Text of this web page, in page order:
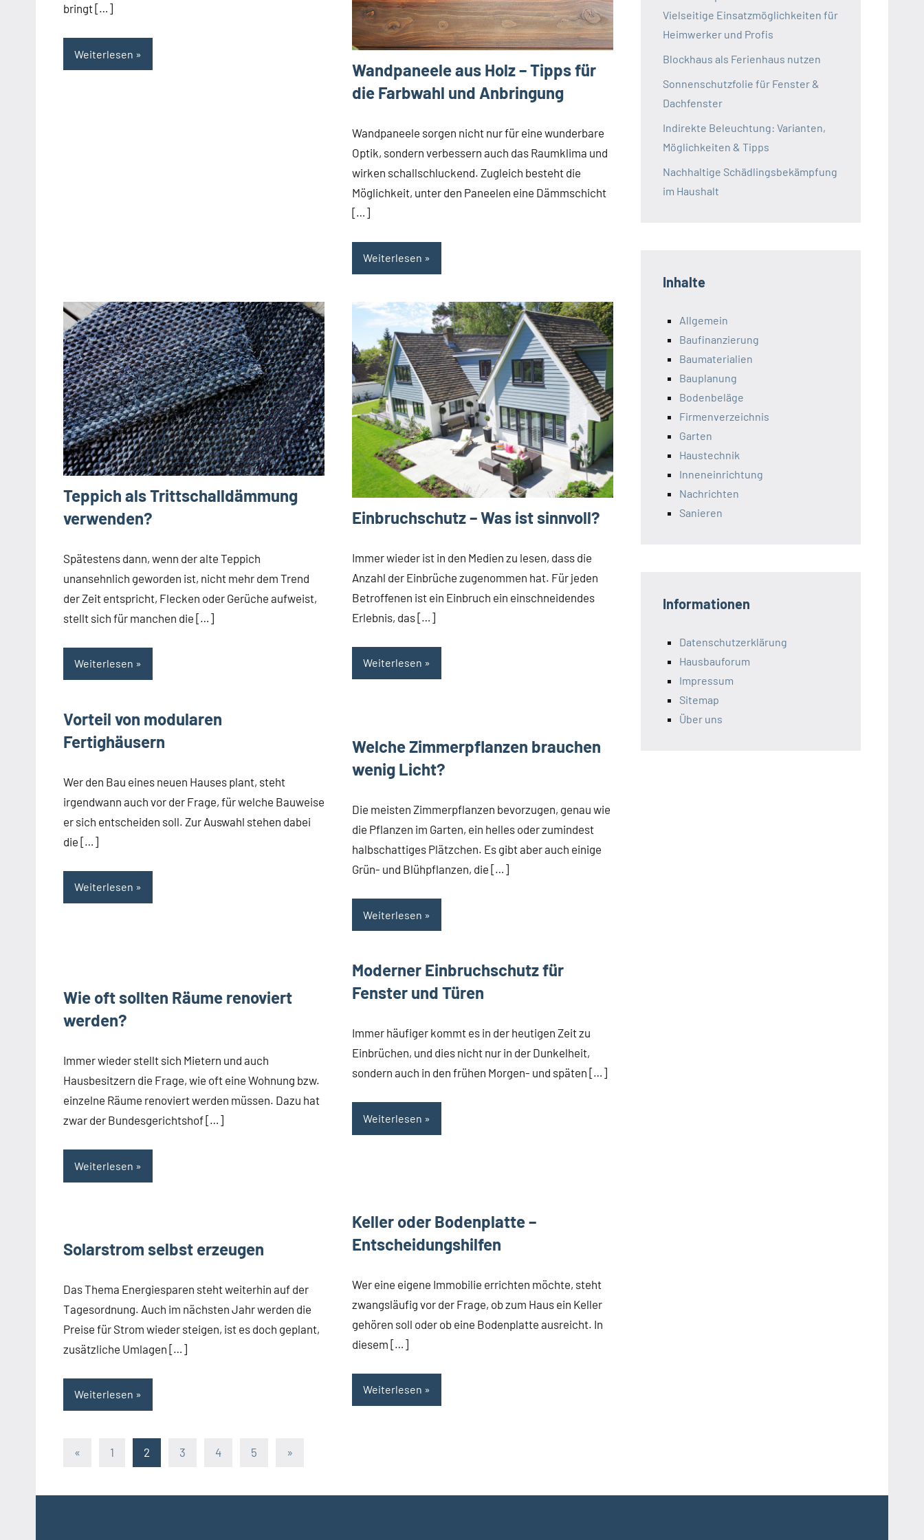
bringt […]
Weiterlesen
Wandpaneele aus Holz – Tipps für
die Farbwahl und Anbringung
Wandpaneele sorgen nicht nur für eine wunderbare
Optik, sondern verbessern auch das Raumklima und
wirken schallschluckend. Zugleich besteht die
Möglichkeit, unter den Paneelen eine Dämmschicht
[…]
Weiterlesen
Teppich als Trittschalldämmung
verwenden?
Spätestens dann, wenn der alte Teppich
unansehnlich geworden ist, nicht mehr dem Trend
der Zeit entspricht, Flecken oder Gerüche aufweist,
stellt sich für manchen die […]
Weiterlesen
Einbruchschutz – Was ist sinnvoll?
Immer wieder ist in den Medien zu lesen, dass die
Anzahl der Einbrüche zugenommen hat. Für jeden
Betroffenen ist ein Einbruch ein einschneidendes
Erlebnis, das […]
Weiterlesen
Vorteil von modularen
Fertighäusern
Wer den Bau eines neuen Hauses plant, steht
irgendwann auch vor der Frage, für welche Bauweise
er sich entscheiden soll. Zur Auswahl stehen dabei
die […]
Weiterlesen
Welche Zimmerpflanzen brauchen
wenig Licht?
Die meisten Zimmerpflanzen bevorzugen, genau wie
die Pflanzen im Garten, ein helles oder zumindest
halbschattiges Plätzchen. Es gibt aber auch einige
Grün- und Blühpflanzen, die […]
Weiterlesen
Wie oft sollten Räume renoviert
werden?
Immer wieder stellt sich Mietern und auch
Hausbesitzern die Frage, wie oft eine Wohnung bzw.
einzelne Räume renoviert werden müssen. Dazu hat
zwar der Bundesgerichtshof […]
Weiterlesen
Moderner Einbruchschutz für
Fenster und Türen
Immer häufiger kommt es in der heutigen Zeit zu
Einbrüchen, und dies nicht nur in der Dunkelheit,
sondern auch in den frühen Morgen- und späten […]
Weiterlesen
Solarstrom selbst erzeugen
Das Thema Energiesparen steht weiterhin auf der
Tagesordnung. Auch im nächsten Jahr werden die
Preise für Strom wieder steigen, ist es doch geplant,
zusätzliche Umlagen […]
Weiterlesen
Keller oder Bodenplatte –
Entscheidungshilfen
Wer eine eigene Immobilie errichten möchte, steht
zwangsläufig vor der Frage, ob zum Haus ein Keller
gehören soll oder ob eine Bodenplatte ausreicht. In
diesem […]
Weiterlesen
Beitragsnavigation
« Vorherige
1 2 3 4 5
Nächste
»
Vielseitige Einsatzmöglichkeiten für
Heimwerker und Profis
Blockhaus als Ferienhaus nutzen
Sonnenschutzfolie für Fenster &
Dachfenster
Indirekte Beleuchtung: Varianten,
Möglichkeiten & Tipps
Nachhaltige Schädlingsbekämpfung
im Haushalt
Inhalte
Allgemein
Baufinanzierung
Baumaterialien
Bauplanung
Bodenbeläge
Firmenverzeichnis
Garten
Haustechnik
Inneneinrichtung
Nachrichten
Sanieren
Informationen
Datenschutzerklärung
Hausbauforum
Impressum
Sitemap
Über uns